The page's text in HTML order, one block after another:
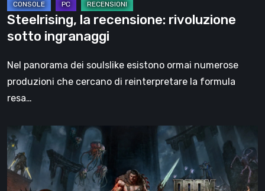
Steelrising, la recensione: rivoluzione
sotto ingranaggi
Nel panorama dei soulslike esistono ormai numerose
produzioni che cercano di reinterpretare la formula
resa…
DOOM:
The
Dark
Ages